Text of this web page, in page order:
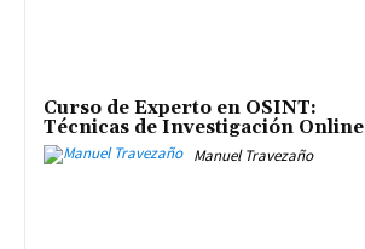
Curso de Experto en OSINT:
Técnicas de Investigación Online
Manuel Travezaño